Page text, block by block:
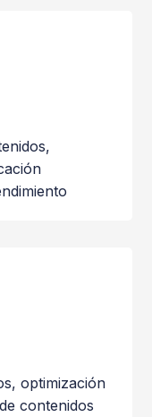
optimización
contenidos